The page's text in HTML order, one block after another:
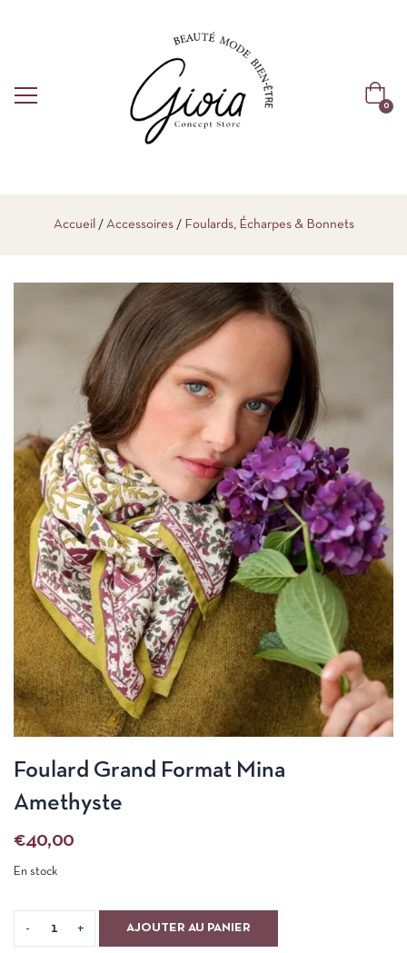
0
Accueil Accessoires Foulards, Écharpes & Bonnets
Foulard Grand Format Mina
Amethyste
€40,00
En stock
AJOUTER AU PANIER